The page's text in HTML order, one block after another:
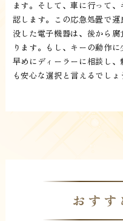
ます。そして、車に行って
認します。この応急処置で
没した電子機器は、後から
ります。もし、キーの動作
早めにディーラーに相談し
も安心な選択と言えるでしょ
おす